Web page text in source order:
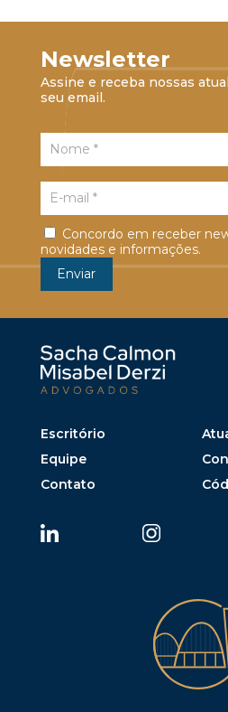
Newsletter
Assine e receba nossas
seu email.
Concordo em receber
novidades e informações.
Escritório
Equipe
Contato